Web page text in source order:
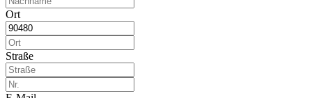
Ort
Straße